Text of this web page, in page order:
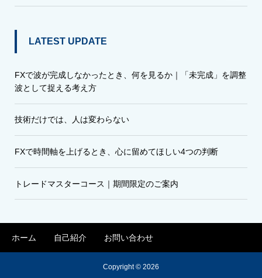
LATEST UPDATE
FXで波が完成しなかったとき、何を見るか｜「未完成」を調整
波として捉える考え方
技術だけでは、人は変わらない
FXで時間軸を上げるとき、心に留めてほしい4つの判断
トレードマスターコース｜期間限定のご案内
ホーム 自己紹介 お問い合わせ
Copyright © 2026